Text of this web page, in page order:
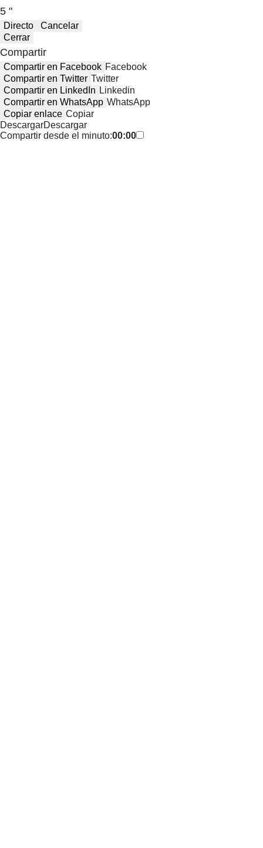
5 "
Directo
Cancelar
Cerrar
Compartir
Compartir en Facebook Facebook
Compartir en Twitter Twitter
Compartir en LinkedIn Linkedin
Compartir en WhatsApp WhatsApp
Copiar enlace Copiar
DescargarDescargar
Compartir desde el minuto:00:00